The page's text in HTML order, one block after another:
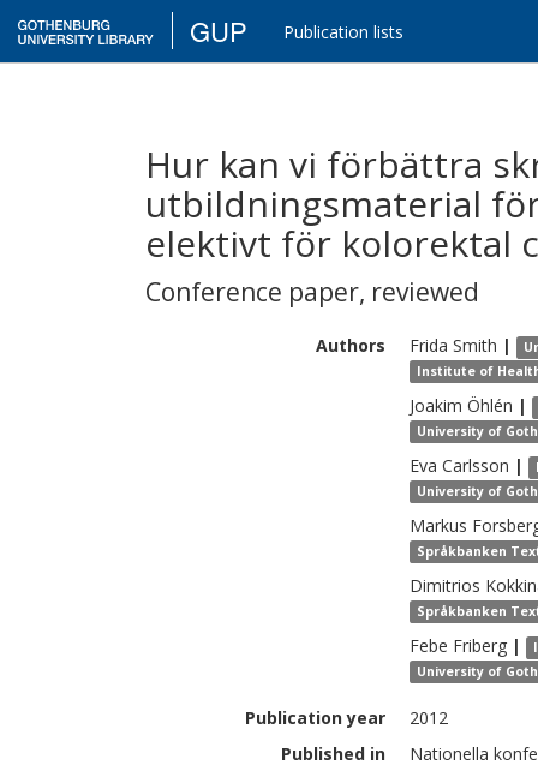
GUP Publication lists
Hur kan vi förbättra
utbildningsmaterial
elektivt för kolorektal
Conference paper, reviewed
Authors Frida Smith |
Institute of
Joakim Öhlén |
University of
Eva Carlsson |
University of
Markus
Språkbanken
Dimitrios
Språkbanken
Febe Friberg |
University of
Publication year
2012
Published in
Nationella